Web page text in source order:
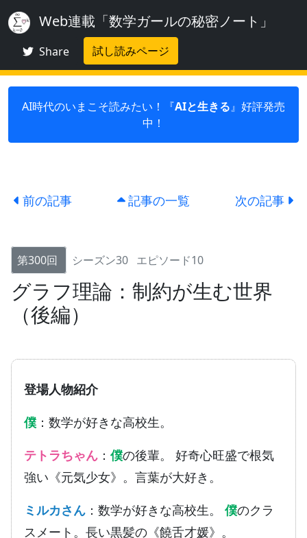
Web連載「数学ガールの秘密ノート」
Share 試し読みページ
AI時代のいまこそ読みたい！『AIと生きる』好評発売
中！
前の記事 記事の一覧 次の記事
第300回 シーズン30 エピソード10
グラフ理論：制約が生む世界
（後編）
登場人物紹介
僕 ：数学が好きな高校生。
テトラちゃん ： 僕の後輩。 好奇心旺盛で根気
強い《元気少女》。言葉が大好き。
ミルカさん ：数学が好きな高校生。 僕のクラ
スメート。長い黒髪の《饒舌才媛》。